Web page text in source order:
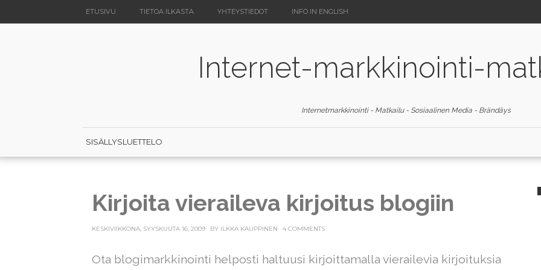
ETUSIVU TIETOA ILKASTA YHTEYSTIEDOT INFO IN ENGLISH
Internet-markkinointi-
Internetmarkkinointi - Matkailu - Sosiaalinen Media - Brändäys
SISÄLLYSLUETTELO
Kirjoita vieraileva kirjoitus blogiin
KESKIVIIKKONA, SYYSKUUTA 16, 2009 BY ILKKA KAUPPINEN 4 COMMENTS
Ota blogimarkkinointi helposti haltuusi kirjoittamalla vierailevia kirjoituksia